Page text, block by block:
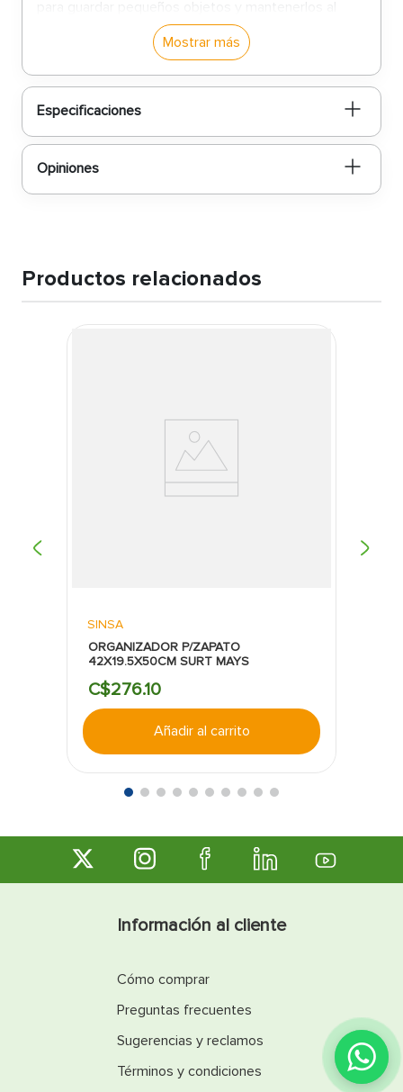
alcance. Fabricado con materiales de alta calidad,
este organizador asegura una durabilidad
excepcional y una estética pulida. El Organizador
acrílico de Interdesign es ideal para organizar
maquillaje, accesorios de oficina, joyas y mucho más.
Su diseño moderno y funcional se adapta a cualquier
sensación de orden y limpieza.
Mostrar más
Especificaciones
Opiniones
Productos relacionados
SINSA
ORGANIZADOR P/ZAPATO
42X19.5X50CM SURT MAYS
C$276.10
Añadir al carrito
Información al cliente
Cómo comprar
Preguntas frecuentes
Sugerencias y reclamos
Términos y condiciones